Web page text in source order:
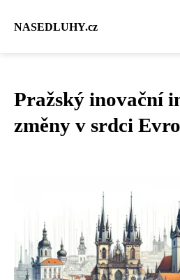
NASEDLUHY.cz
Pražský inovační
změny v srdci